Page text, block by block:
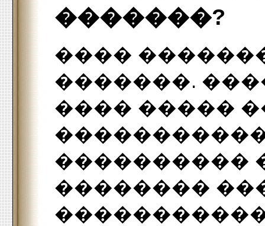
�������?
����
�������.
���� �����
����������
��������